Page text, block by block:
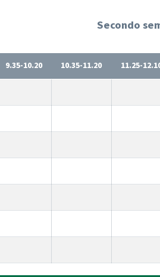
Secondo
9.35-10.20 10.35-11.20 11.25-